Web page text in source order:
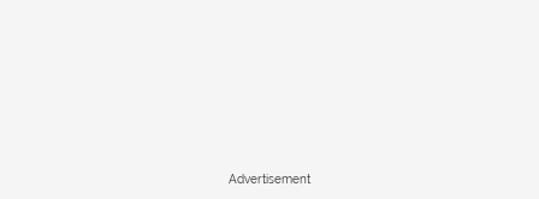
Advertisement